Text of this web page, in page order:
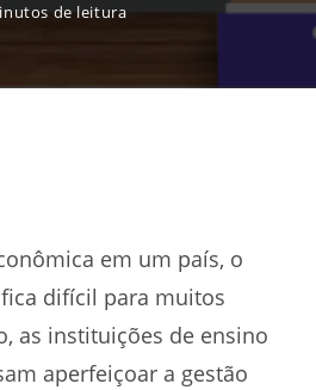
de leitura
em um país, o
difícil para muitos
as instituições de ensino
aperfeiçoar a gestão